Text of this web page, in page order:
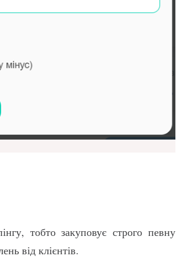
тобто закуповує строго певну
від клієнтів.